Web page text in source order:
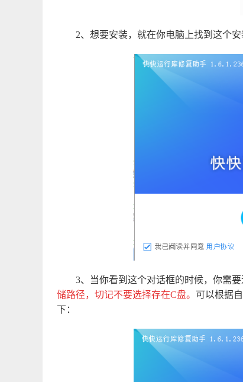
2、想要安装，就在你电脑上找到这个
3、当你看到这个对话框的时候，你需
储路径，切记不要选择存在C盘。 可以根据
下：